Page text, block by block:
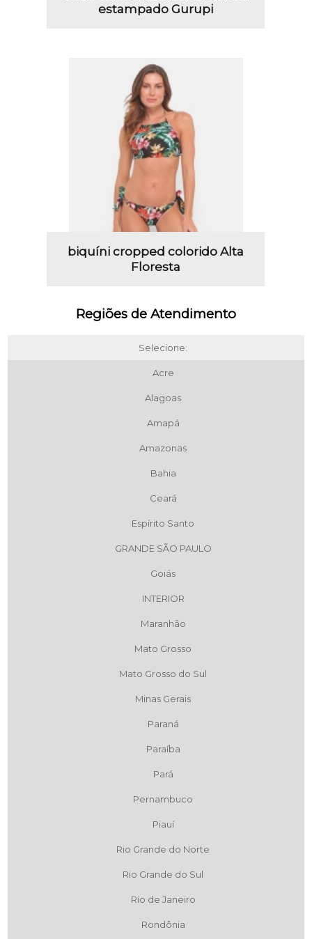
estampado Gurupi
biquíni cropped colorido Alta
Floresta
Regiões de Atendimento
Selecione:
Acre
Alagoas
Amapá
Amazonas
Bahia
Ceará
Espírito Santo
GRANDE SÃO PAULO
Goiás
INTERIOR
Maranhão
Mato Grosso
Mato Grosso do Sul
Minas Gerais
Paraná
Paraíba
Pará
Pernambuco
Piauí
Rio Grande do Norte
Rio Grande do Sul
Rio de Janeiro
Rondônia